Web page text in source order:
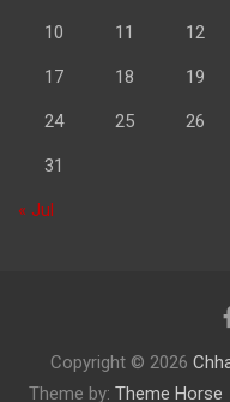
10 11 12
17 18 19
24 25 26
31
« Jul
Copyright © 2026
Theme by: Theme Horse